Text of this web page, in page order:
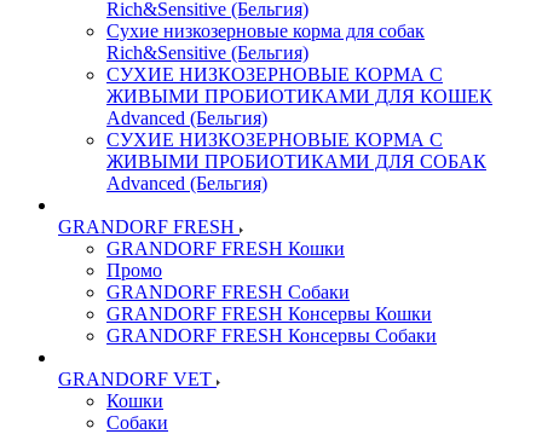
Rich&Sensitive (Бельгия)
Сухие низкозерновые корма для собак
Rich&Sensitive (Бельгия)
СУХИЕ НИЗКОЗЕРНОВЫЕ КОРМА С
ЖИВЫМИ ПРОБИОТИКАМИ ДЛЯ КОШЕК
Advanced (Бельгия)
СУХИЕ НИЗКОЗЕРНОВЫЕ КОРМА С
ЖИВЫМИ ПРОБИОТИКАМИ ДЛЯ СОБАК
Advanced (Бельгия)
GRANDORF FRESH
GRANDORF FRESH Кошки
Промо
GRANDORF FRESH Собаки
GRANDORF FRESH Консервы Кошки
GRANDORF FRESH Консервы Собаки
GRANDORF VET
Кошки
Собаки